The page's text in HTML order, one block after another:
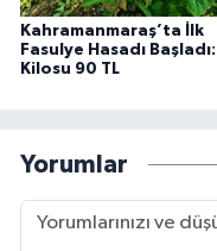
Kahramanmaraş’ta İlk
Fasulye Hasadı Başladı:
Kilosu 90 TL
Yorumlar